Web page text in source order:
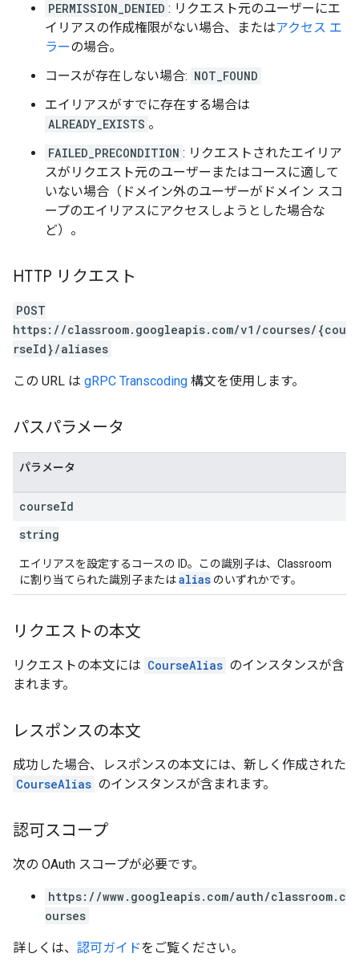
PERMISSION_DENIED : リクエスト元のユーザーにエ
イリアスの作成権限がない場合、またはアクセス エ
ラーの場合。
コースが存在しない場合: NOT_FOUND
エイリアスがすでに存在する場合は
ALREADY_EXISTS 。
FAILED_PRECONDITION : リクエストされたエイリア
スがリクエスト元のユーザーまたはコースに適して
いない場合（ドメイン外のユーザーがドメイン スコ
ープのエイリアスにアクセスしようとした場合な
ど）。
HTTP リクエスト
POST
https://classroom.googleapis.com/v1/courses/{cou
rseId}/aliases
この URL は gRPC Transcoding 構文を使用します。
パスパラメータ
パラメータ
courseId
string
エイリアスを設定するコースの ID。この識別子は、Classroom
に割り当てられた識別子またはalias のいずれかです。
リクエストの本文
リクエストの本文には CourseAlias のインスタンスが含
まれます。
レスポンスの本文
成功した場合、レスポンスの本文には、新しく作成された
CourseAlias のインスタンスが含まれます。
認可スコープ
次の OAuth スコープが必要です。
https://www.googleapis.com/auth/classroom.c
ourses
詳しくは、 認可ガイドをご覧ください。